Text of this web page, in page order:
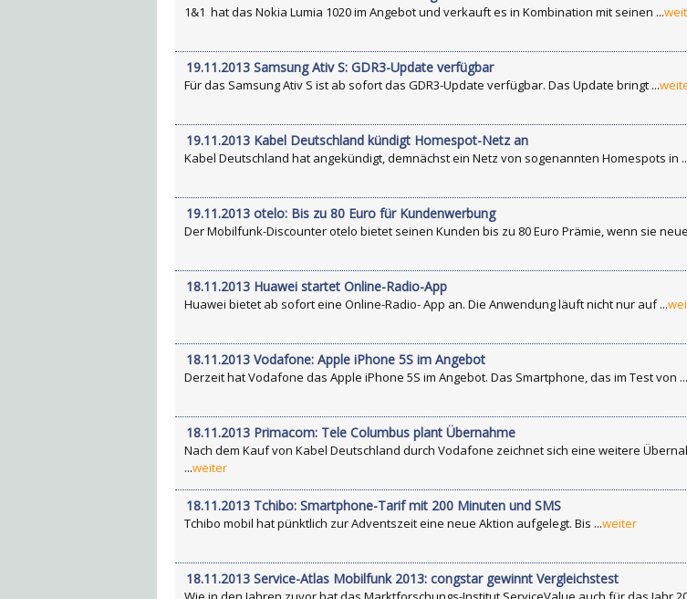
1&1 hat das Nokia Lumia 1020 im Angebot und verkauft es in Kombination mit seinen ...
19.11.2013 Samsung Ativ S: GDR3-Update verfügbar
Für das Samsung Ativ S ist ab sofort das GDR3-Update verfügbar. Das Update bringt ...
19.11.2013 Kabel Deutschland kündigt Homespot-Netz an
Kabel Deutschland hat angekündigt, demnächst ein Netz von sogenannten Homespots in
19.11.2013 otelo: Bis zu 80 Euro für Kundenwerbung
Der Mobilfunk-Discounter otelo bietet seinen Kunden bis zu 80 Euro Prämie, wenn sie
18.11.2013 Huawei startet Online-Radio-App
Huawei bietet ab sofort eine Online-Radio- App an. Die Anwendung läuft nicht nur auf ...
18.11.2013 Vodafone: Apple iPhone 5S im Angebot
Derzeit hat Vodafone das Apple iPhone 5S im Angebot. Das Smartphone, das im Test von ...
18.11.2013 Primacom: Tele Columbus plant Übernahme
Nach dem Kauf von Kabel Deutschland durch Vodafone zeichnet sich eine weitere
...weiter
18.11.2013 Tchibo: Smartphone-Tarif mit 200 Minuten und SMS
Tchibo mobil hat pünktlich zur Adventszeit eine neue Aktion aufgelegt. Bis ...weiter
18.11.2013 Service-Atlas Mobilfunk 2013: congstar gewinnt Vergleichstest